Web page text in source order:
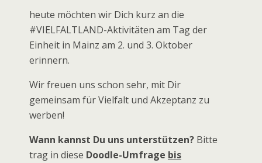
heute möchten wir Dich kurz an die
#VIELFALTLAND-Aktivitäten am Tag der
Einheit in Mainz am 2. und 3. Oktober
erinnern.
Wir freuen uns schon sehr, mit Dir
gemeinsam für Vielfalt und Akzeptanz zu
werben!
Wann kannst Du uns unterstützen? Bitte
trag in diese Doodle-Umfrage bis